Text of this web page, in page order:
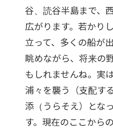
谷、読谷半島まで、
広がります。若かり
立って、多くの船が
眺めながら、将来の
もしれませんね。実
浦々を襲う（支配
添（うらそえ）とな
す。現在のここから